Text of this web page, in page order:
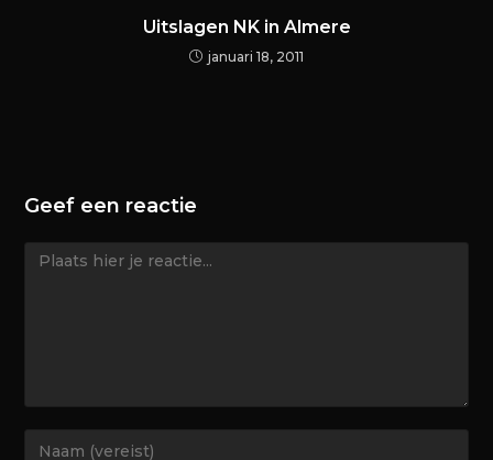
Uitslagen NK in Almere
januari 18, 2011
Geef een reactie